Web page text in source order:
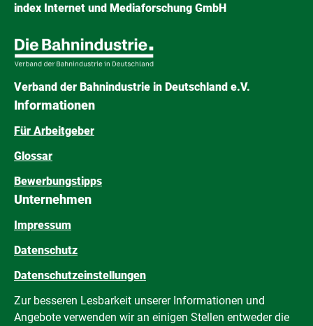
index Internet und Mediaforschung GmbH
Verband der Bahnindustrie in Deutschland e.V.
Informationen
Für Arbeitgeber
Glossar
Bewerbungstipps
Unternehmen
Impressum
Datenschutz
Datenschutzeinstellungen
Zur besseren Lesbarkeit unserer Informationen und
Angebote verwenden wir an einigen Stellen entweder die